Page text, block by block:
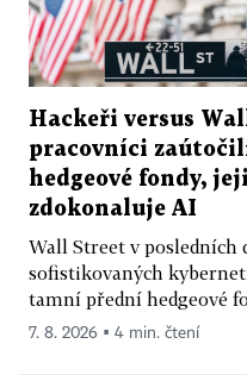
Hackeři versus
pracovníci
hedgeové fondy,
zdokonaluje AI
Wall Street v posledních
sofistikovaných
tamní přední hedgeové
7. 8. 2026 ▪ 4 min. čtení